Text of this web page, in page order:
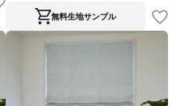
無料生地サンプル